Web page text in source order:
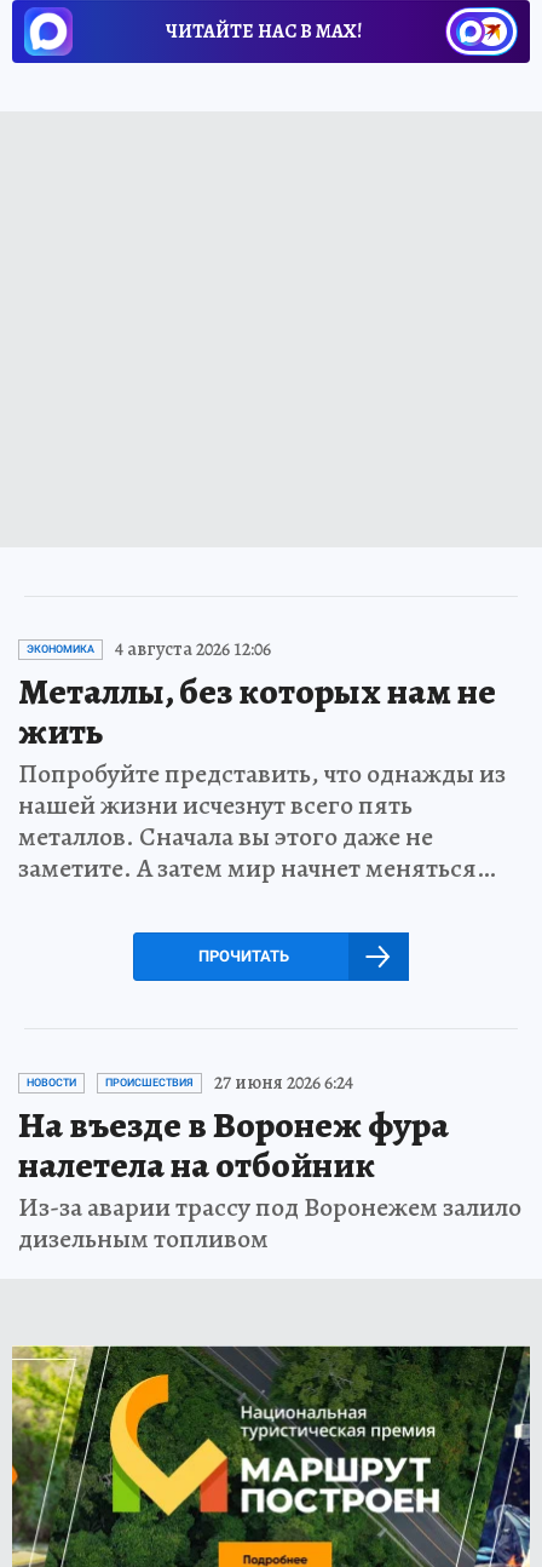
ЧИТАЙТЕ НАС В МАХ!
ЭКОНОМИКА 4 августа 2026 12:06
Металлы, без которых нам не
жить
Попробуйте представить, что однажды из
нашей жизни исчезнут всего пять
металлов. Сначала вы этого даже не
заметите. А затем мир начнет меняться…
ПРОЧИТАТЬ
НОВОСТИ ПРОИСШЕСТВИЯ 27 июня 2026 6:24
На въезде в Воронеж фура
налетела на отбойник
Из-за аварии трассу под Воронежем залило
дизельным топливом